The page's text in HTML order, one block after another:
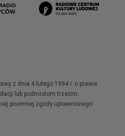
z dnia 4 lutego 1994 r. o prawie
lub podmiotom trzecim.
pisemnej zgody uprawnionego.